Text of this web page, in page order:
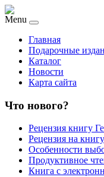
Menu
Главная
Подарочные
Каталог
Новости
Карта сайта
Что нового?
Рецензия книгу
Рецензия на
Особенности
Продуктивное
Книга с